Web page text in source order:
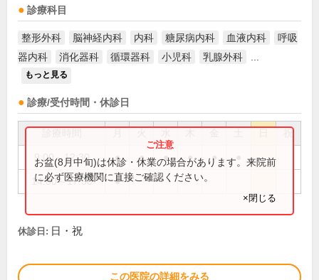
診療科目
整形外科 脳神経内科 内科 糖尿病内科 血液内科
呼吸
器内科
消化器科 循環器科 小児科 乳腺外科
もっと見る
診療/受付時間・休診日
祝
9:00～12:30 ● ● ● ● ●
14:00～17:30 ●
お盆(8月中旬)は休診・休業の場合があります。来院前
に必ず医療機関に直接ご確認ください。
×閉じる
休診日: 日・祝
この医院の詳細をみる